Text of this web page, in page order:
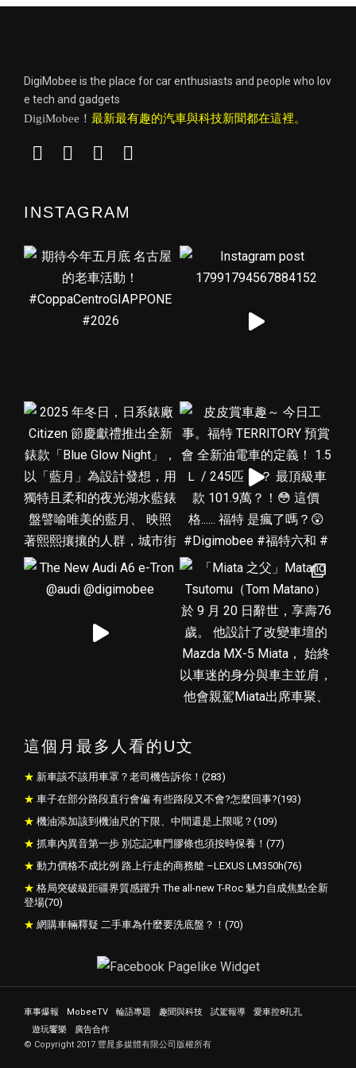
DigiMobee is the place for car enthusiasts and people who lov
e tech and gadgets
DigiMobee！ 最新最有趣的汽車與科技新聞都在這裡。
INSTAGRAM
這個月最多人看的U文
新車該不該用車罩？老司機告訴你！(283)
車子在部分路段直行會偏 有些路段又不會?怎麼回事?(193)
機油添加該到機油尺的下限、中間還是上限呢？(109)
抓車內異音第一步 別忘記車門膠條也須按時保養！(77)
動力價格不成比例 路上行走的商務艙 –LEXUS LM350h(76)
格局突破級距疆界質感躍升 The all-new T-Roc 魅力自成焦點全新
登場(70)
網購車輛釋疑 二手車為什麼要洗底盤？！(70)
車事爆報 MobeeTV 輪語專題 趣聞與科技 試駕報導
愛車控8孔孔
遊玩饗樂
廣告合作
© Copyright 2017 豐晁多媒體有限公司版權所有